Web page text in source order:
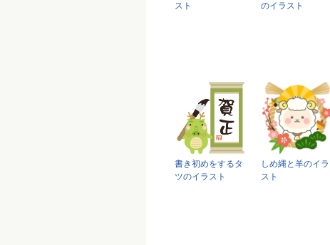
スト
のイラスト
書き初めをするタ
ツのイラスト
しめ縄と羊のイラ
スト